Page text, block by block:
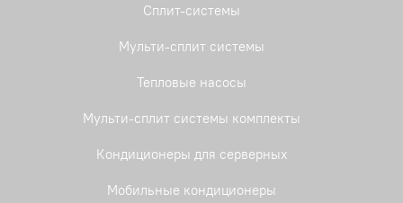
Сплит-системы
Мульти-сплит системы
Тепловые насосы
Мульти-сплит системы комплекты
Кондиционеры для серверных
Мобильные кондиционеры